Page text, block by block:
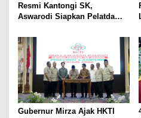
Resmi Kantongi SK,
Aswarodi Siapkan Pelatda
Menuju Porwanas 2027
Gubernur Mirza Ajak HKTI